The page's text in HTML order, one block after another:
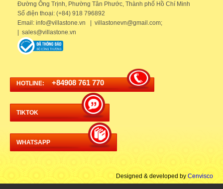
Đường Ông Trịnh, Phường Tân Phước, Thành phố Hồ Chí Minh
Số điện thoại: (+84) 918 796892
Email: info@villastone.vn | villastonevn@gmail.com;
| sales@villastone.vn
HOTLINE:+84908 761 770
TIKTOK
WHATSAPP
Designed & developed by Cenvisco